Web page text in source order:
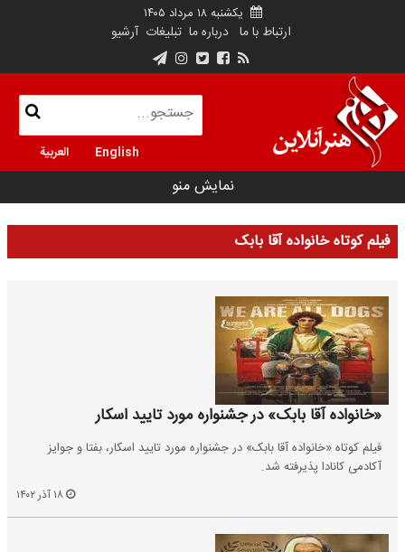
یکشنبه ۱۸ مرداد ۱۴۰۵
ارتباط با ما درباره ما تبلیغات آرشیو
English العربية
نمایش منو
فیلم کوتاه خانواده آقا بابک
«خانواده آقا بابک» در جشنواره مورد تایید اسکار
فیلم کوتاه «خانواده آقا بابک» در جشنواره مورد تایید اسکار، بفتا و جوایز
آکادمی کانادا پذیرفته شد.